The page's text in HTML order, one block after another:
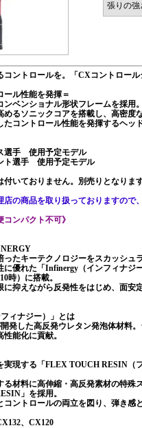
張りの強
コントロールを。「CXコントロー
ール性能を発揮＝
ンベンショナル形状フレームを採用
めるソニックコアを搭載し、高密度
たコントロール性能を発揮するヘッ
選手 使用予定モデル
ト選手 使用予定モデル
いておりません。別売りとなりま
店の商品を取り扱っておりますので
コンパクト不可》
ったキーテクノロジーをスカッシュ
に優れた「Infinergy（インフィナジ
時）に搭載。
に抑えながら反発性をはじめ、面安
ィナジー）」とは
開発した高反発ウレタン発泡体材料
能化に貢献。
実現する「FLEX TOUCH RESIN（
る材料に高伸縮・高反発素材の特殊
」を採用。
コントロールの両立を図り、弾き感
、CX120